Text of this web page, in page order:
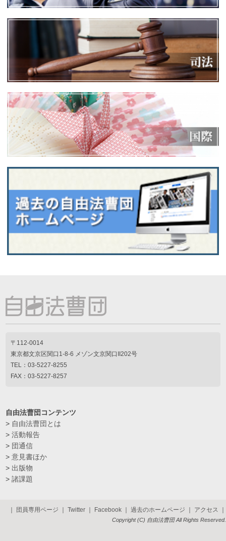
〒112-0014
東京都文京区関口1-8-6 メゾン文京関口II202号
TEL：03-5227-8255
FAX：03-5227-8257
自由法曹団コンテンツ
> 自由法曹団とは
>活動報告
> 団通信
>意見書ほか
> 出版物
>諸課題
｜ 団員専用ページ ｜ Twitter ｜ Facebook ｜ 過去のホームページ ｜ アクセス ｜
Copyright (C) 自由法曹団 All Rights Reserved.